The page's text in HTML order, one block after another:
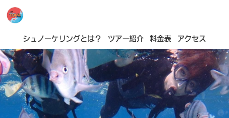
シュノーケリングとは？ ツアー紹介 料金表 アクセス